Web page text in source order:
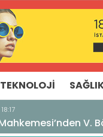
TEKNOLOJI
Genel Kurulu